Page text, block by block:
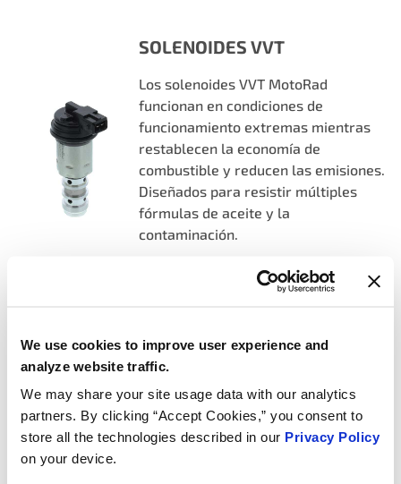
We use cookies to improve user experience and
analyze website traffic.
We may share your site usage data with our analytics
partners. By clicking “Accept Cookies,” you consent to
store all the technologies described in our Privacy Policy
on your device.
SOLENOIDES VVT
Los solenoides VVT MotoRad
funcionan en condiciones de
funcionamiento extremas mientras
restablecen la economía de
combustible y reducen las emisiones.
Diseñados para resistir múltiples
fórmulas de aceite y la
contaminación.
SENSORES/EMISORES DE
TEMPERATURA DEL
REFRIGERANTE
Los sensores de temperatura del